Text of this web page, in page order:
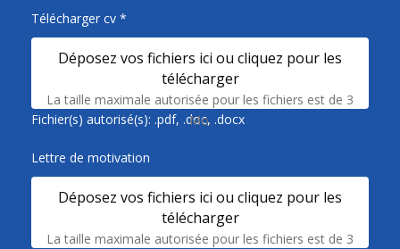
Télécharger cv *
Déposez vos fichiers ici ou cliquez pour les
télécharger
La taille maximale autorisée pour les fichiers est de 3
Mo.
Fichier(s) autorisé(s): .pdf, .doc, .docx
Lettre de motivation
Déposez vos fichiers ici ou cliquez pour les
télécharger
La taille maximale autorisée pour les fichiers est de 3